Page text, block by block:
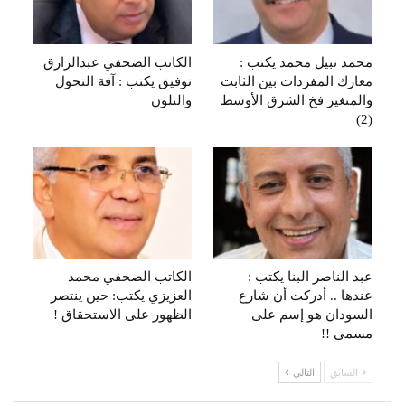
محمد نبيل محمد يكتب :
معارك المفردات بين الثابت
والمتغير فخ الشرق الأوسط
(2)
الكاتب الصحفي عبدالرازق
توفيق يكتب : آفة التحول
والتلون
عبد الناصر البنا يكتب :
عندها .. أدركت أن شارع
السودان هو إسم على
مسمى !!
الكاتب الصحفي محمد
العزيزي يكتب: حين ينتصر
الظهور على الاستحقاق !
السابق التالي